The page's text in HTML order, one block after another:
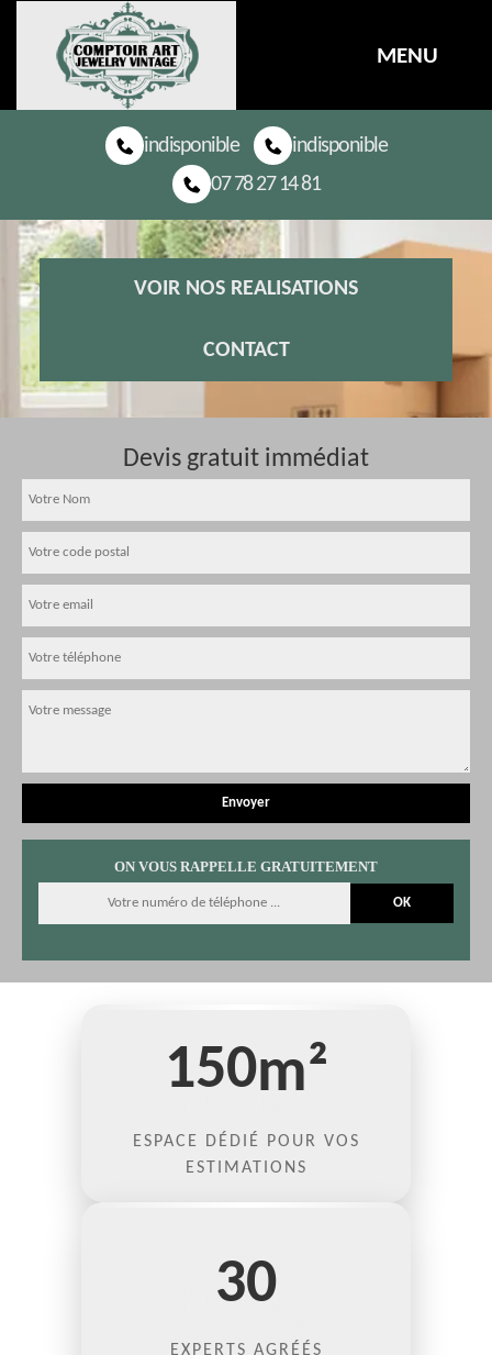
MENU
indisponible
indisponible
07 78 27 14 81
VOIR NOS REALISATIONS
CONTACT
Devis gratuit immédiat
ON VOUS RAPPELLE GRATUITEMENT
150m²
ESPACE DÉDIÉ POUR VOS
ESTIMATIONS
30
EXPERTS AGRÉÉS